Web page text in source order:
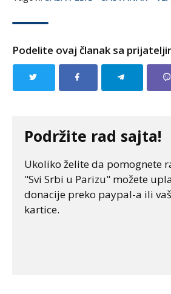
Podelite ovaj članak sa
Podržite rad sajta!
Ukoliko želite da pomognete
"Svi Srbi u Parizu" možete
donacije preko paypal-a ili
kartice.